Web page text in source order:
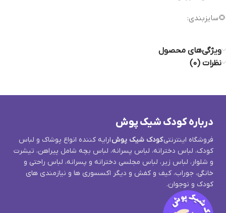
🌻سایزبندی:
ویژگی‌های محصول
نظرات (0)
درباره کودک شیک پوش
فروشگاه اینترنتیکودک شیک پوشارایه کننده انواع پوشاک و لباس
کودک، لباس دخترانه، لباس پسرانه، لباس بچه شامل پیراهن، تیشرت
و شلوار، لباس زیر، لباس مجلسی دخترانه و پسرانه، لباس راحتی و
خانگی، جوراب، کیف و کفش و دیگر اکسسوری ها و نیازمندی های
کودک و نوجوان.